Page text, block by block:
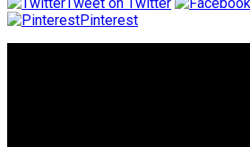
Pinterest